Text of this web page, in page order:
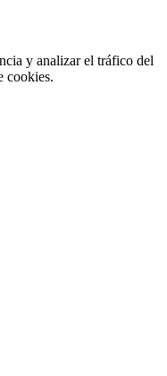
y analizar el tráfico del
cookies.